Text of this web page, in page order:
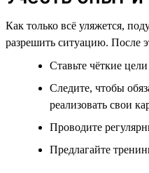
Как только всё уляжется,
разрешить ситуацию. После
Ставьте чёткие
Следите, чтобы
реализовать свои
Проводите
Предлагайте